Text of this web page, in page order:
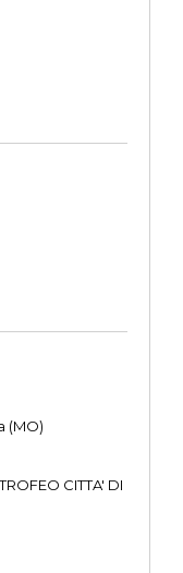
(MO)
CITTA' DI